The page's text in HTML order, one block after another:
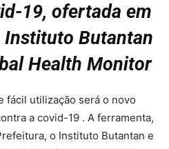
19, ofertada em
Butantan
Health Monitor
fácil utilização será o novo
a covid-19 . A ferramenta,
o Instituto Butantan e